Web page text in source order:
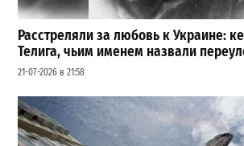
Расстреляли за любовь к Украине:
Телига, чьим именем назвали
21-07-2026 в 21:58